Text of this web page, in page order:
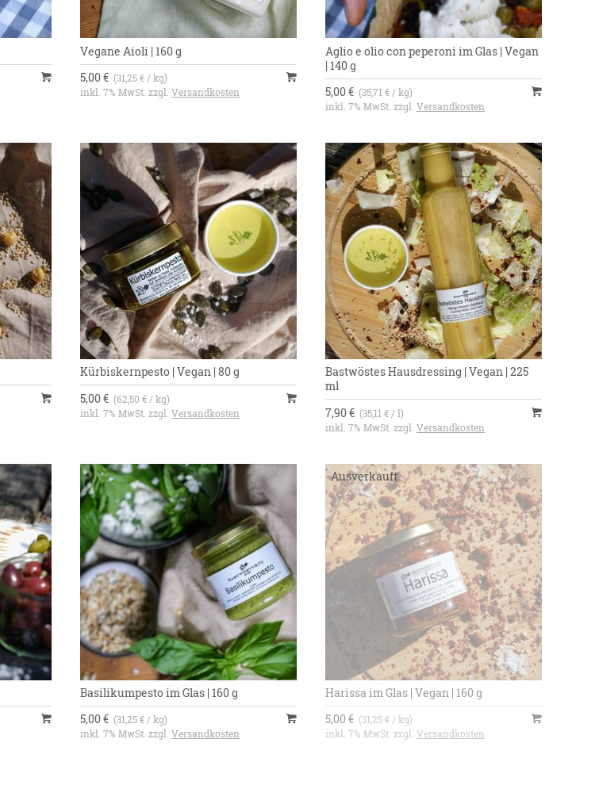
Vegane Aioli | 160 g
5,00 € (31,25 € / kg)
inkl. 7% MwSt. zzgl. Versandkosten
Aglio e olio con peperoni im Glas | Vegan
| 140 g
5,00 € (35,71 € / kg)
inkl. 7% MwSt. zzgl. Versandkosten
Kürbiskernpesto | Vegan | 80 g
5,00 € (62,50 € / kg)
inkl. 7% MwSt. zzgl. Versandkosten
Bastwöstes Hausdressing | Vegan | 225
ml
7,90 € (35,11 € / l)
inkl. 7% MwSt. zzgl. Versandkosten
Basilikumpesto im Glas | 160 g
5,00 € (31,25 € / kg)
inkl. 7% MwSt. zzgl. Versandkosten
Harissa im Glas | Vegan | 160 g
5,00 € (31,25 € / kg)
inkl. 7% MwSt. zzgl. Versandkosten